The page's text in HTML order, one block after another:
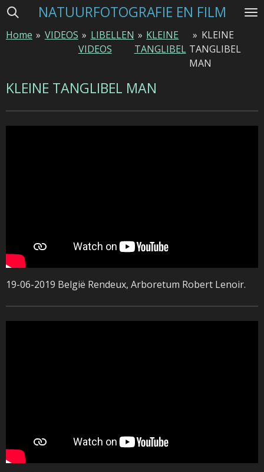
Ga
naar
NATUURFOTOGRAFIE EN FILM
Home » VIDEOS » LIBELLEN
VIDEOS
» KLEINE
TANGLIBEL
» KLEINE
TANGLIBEL
MAN
KLEINE TANGLIBEL MAN
19-06-2019 België Rendeux, Arboretum Robert Lenoir.